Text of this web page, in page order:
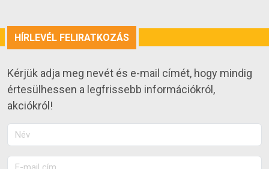
HÍRLEVÉL FELIRATKOZÁS
Kérjük adja meg nevét és e-mail címét, hogy mindig
értesülhessen a legfrissebb információkról,
akciókról!